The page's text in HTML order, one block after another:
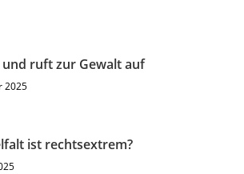
ruft zur Gewalt auf
2025
ist rechtsextrem?